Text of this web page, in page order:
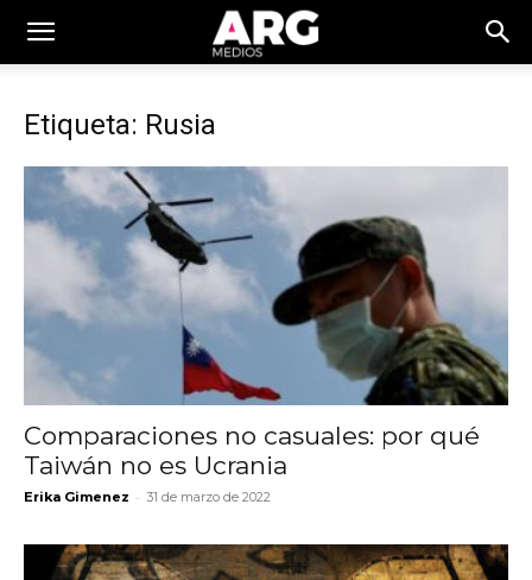
Etiqueta: Rusia
Comparaciones no casuales: por qué
Taiwán no es Ucrania
Erika Gimenez - 31 de marzo de 2022